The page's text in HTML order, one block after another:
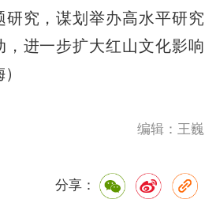
研究，谋划举办高水平研究
，进一步扩大红山文化影响
编辑：王巍
分享：